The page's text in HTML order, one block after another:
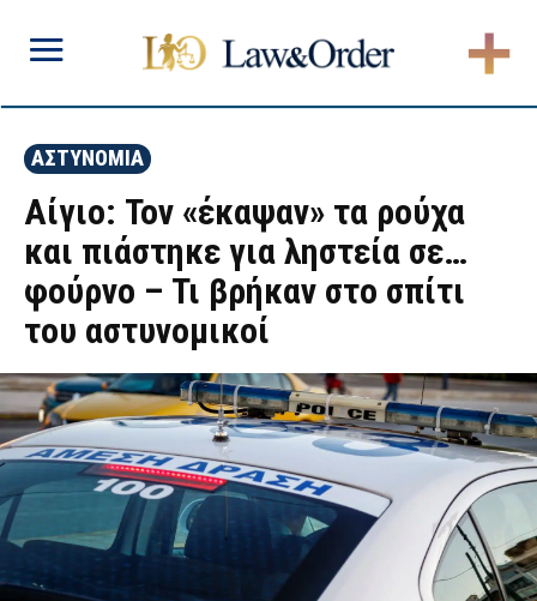
ΑΣΤΥΝΟΜΙΑ
Αίγιο: Τον «έκαψαν» τα ρούχα
και πιάστηκε για ληστεία σε…
φούρνο – Τι βρήκαν στο σπίτι
του αστυνομικοί